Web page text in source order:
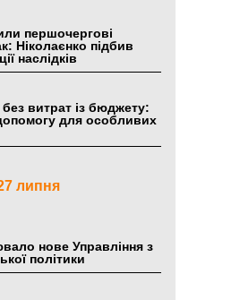
першочергові
Ніколаєнко підбив
наслідків
витрат із бюджету:
для особливих
липня
нове Управління з
політики